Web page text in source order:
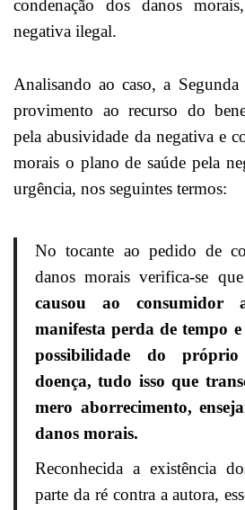
condenação dos danos
negativa ilegal.
Analisando ao caso, a
provimento ao recurso do
pela abusividade da negativa e
morais o plano de saúde pela
urgência, nos seguintes termos:
No tocante ao pedido de
danos morais verifica-se que
causou ao consumidor
manifesta perda de tempo
possibilidade do
doença, tudo isso que
mero aborrecimento,
danos morais.
Reconhecida a existência
parte da ré contra a autora,